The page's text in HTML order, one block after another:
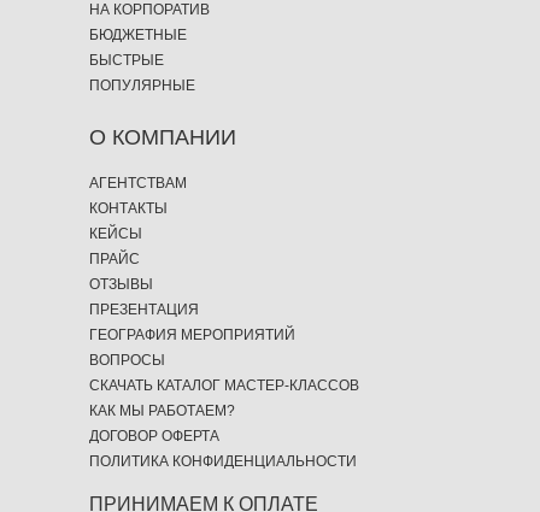
О КОМПАНИИ
ПРИНИМАЕМ К ОПЛАТЕ
НА КОРПОРАТИВ
БЮДЖЕТНЫЕ
БЫСТРЫЕ
ПОПУЛЯРНЫЕ
АГЕНТСТВАМ
КОНТАКТЫ
КЕЙСЫ
ПРАЙС
ОТЗЫВЫ
ПРЕЗЕНТАЦИЯ
ГЕОГРАФИЯ МЕРОПРИЯТИЙ
ВОПРОСЫ
СКАЧАТЬ КАТАЛОГ МАСТЕР-КЛАССОВ
КАК МЫ РАБОТАЕМ?
ДОГОВОР ОФЕРТА
ПОЛИТИКА КОНФИДЕНЦИАЛЬНОСТИ